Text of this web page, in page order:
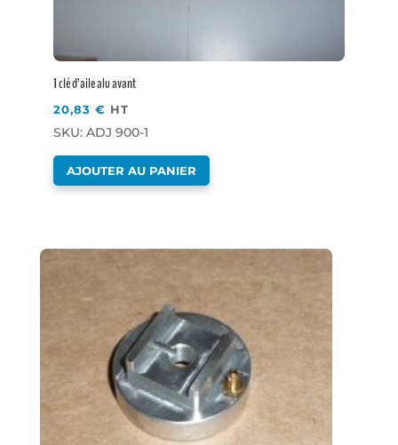
1 clé d’aile alu avant
20,83 € HT
SKU: ADJ 900-1
AJOUTER AU PANIER